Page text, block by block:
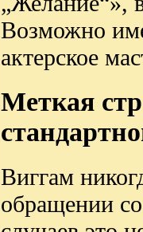
Возможно
актерское
Меткая
Виггам
обращении